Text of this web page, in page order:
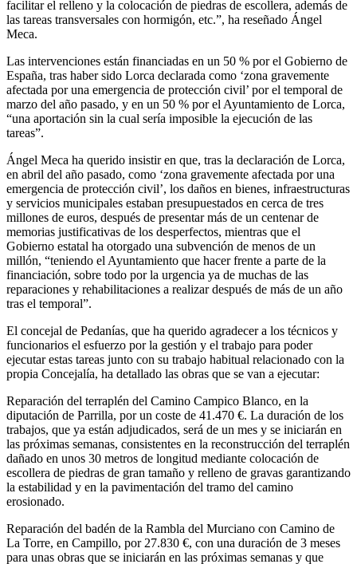
facilitar el relleno y la colocación de piedras de escollera, además de
las tareas transversales con hormigón, etc.”, ha reseñado Ángel
Meca.
Las intervenciones están financiadas en un 50 % por el Gobierno de
España, tras haber sido Lorca declarada como ‘zona gravemente
afectada por una emergencia de protección civil’ por el temporal de
marzo del año pasado, y en un 50 % por el Ayuntamiento de Lorca,
“una aportación sin la cual sería imposible la ejecución de las
tareas”.
Ángel Meca ha querido insistir en que, tras la declaración de Lorca,
en abril del año pasado, como ‘zona gravemente afectada por una
emergencia de protección civil’, los daños en bienes, infraestructuras
y servicios municipales estaban presupuestados en cerca de tres
millones de euros, después de presentar más de un centenar de
memorias justificativas de los desperfectos, mientras que el
Gobierno estatal ha otorgado una subvención de menos de un
millón, “teniendo el Ayuntamiento que hacer frente a parte de la
financiación, sobre todo por la urgencia ya de muchas de las
reparaciones y rehabilitaciones a realizar después de más de un año
tras el temporal”.
El concejal de Pedanías, que ha querido agradecer a los técnicos y
funcionarios el esfuerzo por la gestión y el trabajo para poder
ejecutar estas tareas junto con su trabajo habitual relacionado con la
propia Concejalía, ha detallado las obras que se van a ejecutar:
Reparación del terraplén del Camino Campico Blanco, en la
diputación de Parrilla, por un coste de 41.470 €. La duración de los
trabajos, que ya están adjudicados, será de un mes y se iniciarán en
las próximas semanas, consistentes en la reconstrucción del terraplén
dañado en unos 30 metros de longitud mediante colocación de
escollera de piedras de gran tamaño y relleno de gravas garantizando
la estabilidad y en la pavimentación del tramo del camino
erosionado.
Reparación del badén de la Rambla del Murciano con Camino de
La Torre, en Campillo, por 27.830 €, con una duración de 3 meses
para unas obras que se iniciarán en las próximas semanas y que